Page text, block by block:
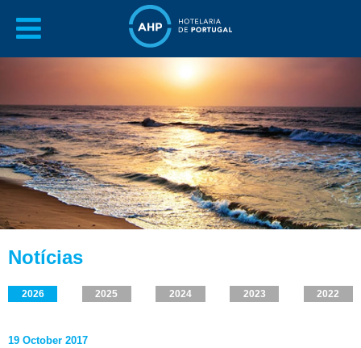
Notícias
2026 2025 2024 2023 2022
19 October 2017